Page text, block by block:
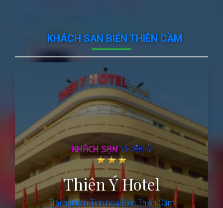
KHÁCH SẠN BIỂN THIÊN CẦM
Thiên Ý Hotel
Trải nghiệm Tinh hoa Biển Thiên Cầm